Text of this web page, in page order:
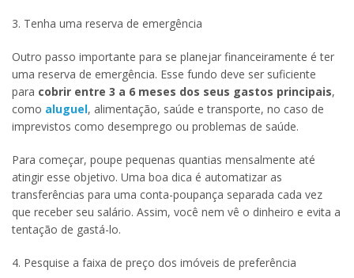
3. Tenha uma reserva de emergência
Outro passo importante para se planejar financeiramente é ter
uma reserva de emergência. Esse fundo deve ser suficiente
para cobrir entre 3 a 6 meses dos seus gastos principais,
como aluguel, alimentação, saúde e transporte, no caso de
imprevistos como desemprego ou problemas de saúde.
Para começar, poupe pequenas quantias mensalmente até
atingir esse objetivo. Uma boa dica é automatizar as
transferências para uma conta-poupança separada cada vez
que receber seu salário. Assim, você nem vê o dinheiro e evita a
tentação de gastá-lo.
4. Pesquise a faixa de preço dos imóveis de preferência